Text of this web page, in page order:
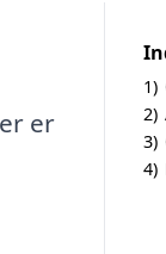
er
1)
2)
3)
4)